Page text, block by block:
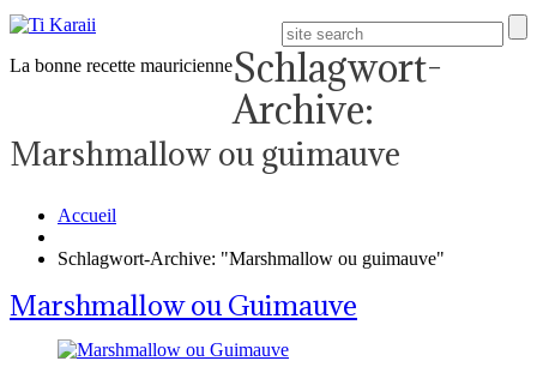
La bonne recette mauricienneSchlagwort-
Archive:
Marshmallow ou guimauve
Accueil
Schlagwort-Archive: "Marshmallow ou guimauve"
Marshmallow ou Guimauve